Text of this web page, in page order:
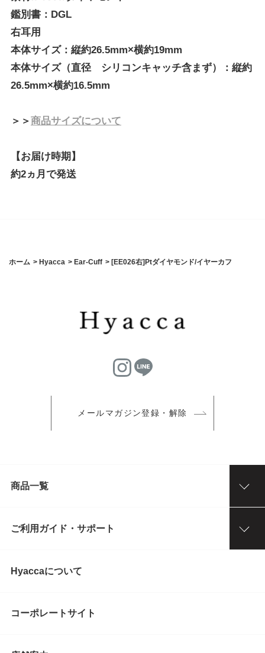
鑑別書：DGL
右耳用
本体サイズ：縦約26.5mm×横約19mm
本体サイズ（直径 シリコンキャッチ含まず）：縦約
26.5mm×横約16.5mm
＞＞商品サイズについて
【お届け時期】
約2ヵ月で発送
ホーム > Hyacca > Ear-Cuff > [EE026右]Ptダイヤモンド/イヤーカフ
メールマガジン登録・解除
商品一覧
ご利用ガイド・サポート
Hyaccaについて
コーポレートサイト